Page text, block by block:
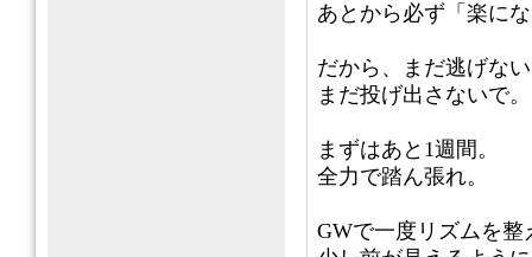
あとから必ず「楽に
だから、まだ逃げな
まだ投げ出さないで。
まずはあと1週間。
全力で踏ん張れ。
GWで一度リズムを整